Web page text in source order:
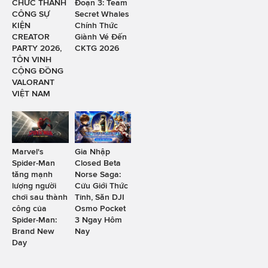
CHỨC THÀNH
CÔNG SỰ
KIỆN
CREATOR
PARTY 2026,
TÔN VINH
CỘNG ĐỒNG
VALORANT
VIỆT NAM
Đoạn 3: Team
Secret Whales
Chính Thức
Giành Vé Đến
CKTG 2026
Marvel's
Spider-Man
tăng mạnh
lượng người
chơi sau thành
công của
Spider-Man:
Brand New
Day
Gia Nhập
Closed Beta
Norse Saga:
Cửu Giới Thức
Tỉnh, Săn DJI
Osmo Pocket
3 Ngay Hôm
Nay